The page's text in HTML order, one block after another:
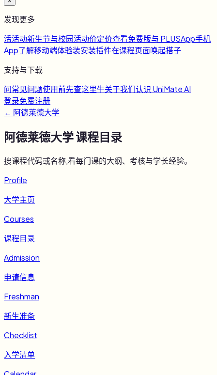
发现更多
活活动新生节与校园活动价定价查看免费版与 PLUSApp手机
App了解移动端体验装安装插件在课程页面唤起搭子
支持与下载
问常见问题使用前先查这里牛关于我们认识 UniMate AI
登录免费注册
← 阿德莱德大学
阿德莱德大学课程目录
搜课程代码或名称,看每门课的大纲、考核与学长经验。
Profile
大学主页
Courses
课程目录
Admission
申请信息
Freshman
新生准备
Checklist
入学清单